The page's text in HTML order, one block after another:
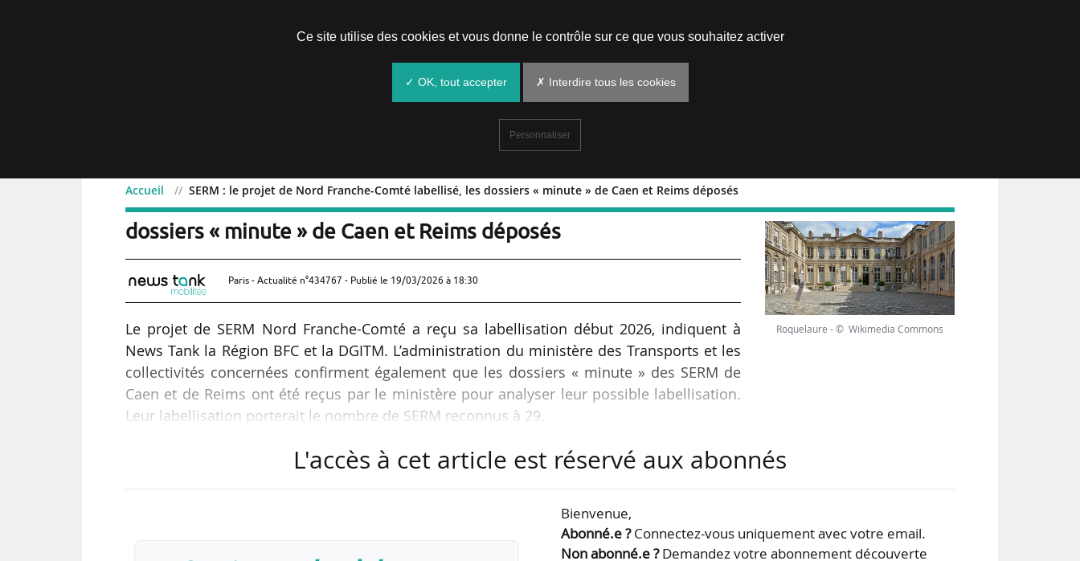
Accueil SERM : le projet de Nord Franche-Comté labellisé, les dossiers « minute » de Caen et Reims déposés
Exclusif
SERM : le projet de Nord Franche-Comté labellisé, les
dossiers « minute » de Caen et Reims déposés
Paris - Actualité n°434767 - Publié le 19/03/2026 à 18:30
Le projet de SERM Nord Franche-Comté a reçu sa labellisation début 2026, indiquent à
News Tank la Région BFC et la DGITM. L’administration du ministère des Transports et les
collectivités concernées confirment également que les dossiers « minute » des SERM de
Caen et de Reims ont été reçus par le ministère pour analyser leur possible labellisation.
Leur labellisation porterait le nombre de SERM reconnus à 29.
« Notre dossier minute a été validé en janvier. Cela nous donne le droit de lancer les
aux transports et infrastructures, aux affaires générales de la Région BFC, le 18/03/2026.
Roquelaure - © Wikimedia Commons
L'accès à cet article est réservé aux abonnés
Bienvenue,
Abonné.e ?Connectez-vous uniquement avec votre email.
Non abonné.e ?Demandez votre abonnement découverte
Ce site utilise des cookies et vous donne le contrôle sur ce que vous souhaitez activer
✓ OK, tout accepter ✗ Interdire tous les cookies
Personnaliser